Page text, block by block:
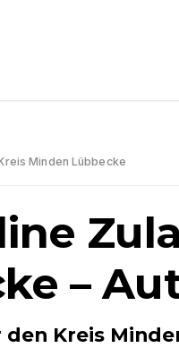
Minden Lübbecke
–
den Kreis